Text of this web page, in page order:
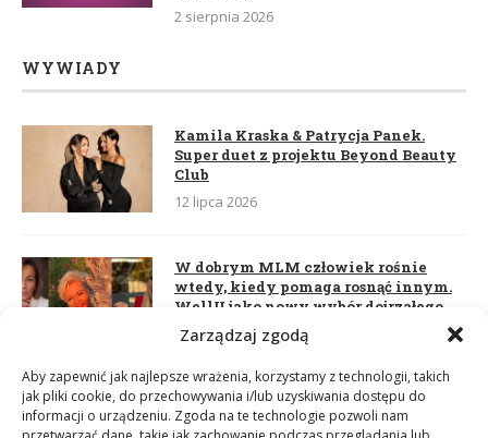
Zarządzaj zgodą
Aby zapewnić jak najlepsze wrażenia, korzystamy z technologii, takich
jak pliki cookie, do przechowywania i/lub uzyskiwania dostępu do
informacji o urządzeniu. Zgoda na te technologie pozwoli nam
2 sierpnia 2026
WYWIADY
Kamila Kraska & Patrycja Panek.
Super duet z projektu Beyond Beauty
Club
12 lipca 2026
W dobrym MLM człowiek rośnie
wtedy, kiedy pomaga rosnąć innym.
WellU jako nowy wybór dojrzałego
lidera
Daria Dudzik. Kocham Cię